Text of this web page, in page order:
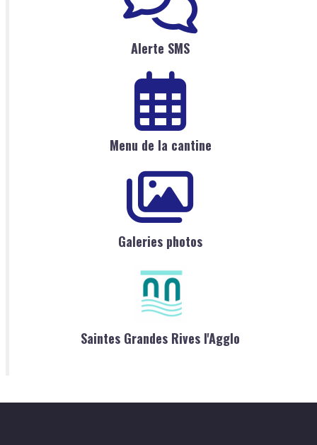
Alerte SMS
Menu de la cantine
Galeries photos
Saintes Grandes Rives l'Agglo